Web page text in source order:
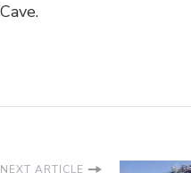
NEXT ARTICLE